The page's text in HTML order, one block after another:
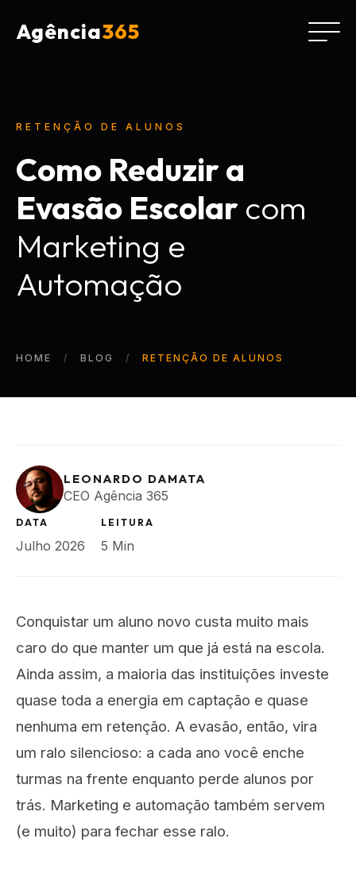
Agência365
RETENÇÃO DE ALUNOS
Como Reduzir a
Evasão Escolar com
Marketing e
Automação
HOME BLOG RETENÇÃO DE ALUNOS
LEONARDO DAMATA
CEO Agência 365
DATA
Julho 2026
LEITURA
5 Min
Conquistar um aluno novo custa muito mais
caro do que manter um que já está na escola.
Ainda assim, a maioria das instituições investe
quase toda a energia em captação e quase
nenhuma em retenção. A evasão, então, vira
um ralo silencioso: a cada ano você enche
turmas na frente enquanto perde alunos por
trás. Marketing e automação também servem
(e muito) para fechar esse ralo.